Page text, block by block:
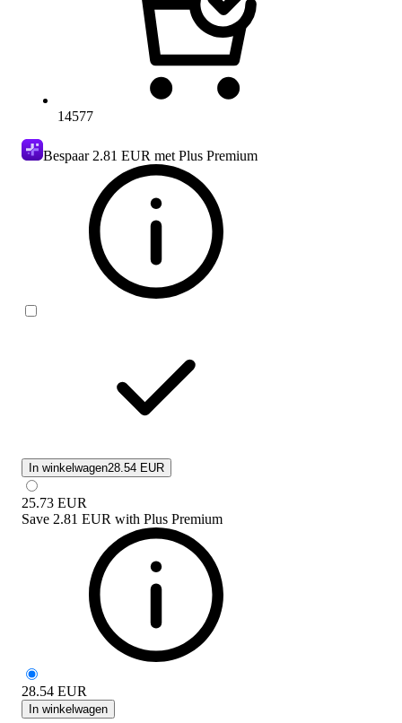
14577
Bespaar 2.81 EUR met Plus Premium
In winkelwagen28.54 EUR
25.73 EUR
Save 2.81 EUR with Plus Premium
28.54 EUR
In winkelwagen